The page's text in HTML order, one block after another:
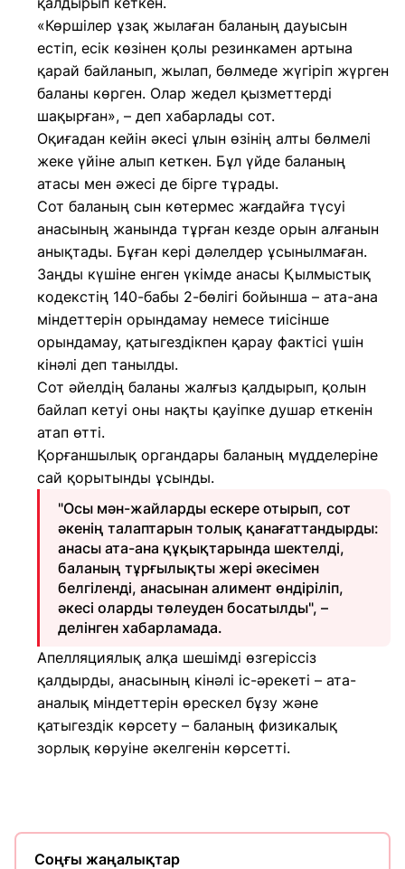
«Көршілер ұзақ жылаған баланың дауысын
естіп, есік көзінен қолы резинкамен артына
қарай байланып, жылап, бөлмеде жүгіріп жүрген
баланы көрген. Олар жедел қызметтерді
шақырған», – деп хабарлады сот.
Оқиғадан кейін әкесі ұлын өзінің алты бөлмелі
жеке үйіне алып кеткен. Бұл үйде баланың
атасы мен әжесі де бірге тұрады.
Сот баланың сын көтермес жағдайға түсуі
анасының жанында тұрған кезде орын алғанын
анықтады. Бұған кері дәлелдер ұсынылмаған.
Заңды күшіне енген үкімде анасы Қылмыстық
кодекстің 140-бабы 2-бөлігі бойынша – ата-ана
міндеттерін орындамау немесе тиісінше
орындамау, қатыгездікпен қарау фактісі үшін
кінәлі деп танылды.
Сот әйелдің баланы жалғыз қалдырып, қолын
байлап кетуі оны нақты қауіпке душар еткенін
атап өтті.
Қорғаншылық органдары баланың мүдделеріне
сай қорытынды ұсынды.
"Осы мән-жайларды ескере отырып, сот
әкенің талаптарын толық қанағаттандырды:
анасы ата-ана құқықтарында шектелді,
баланың тұрғылықты жері әкесімен
белгіленді, анасынан алимент өндіріліп,
әкесі оларды төлеуден босатылды", –
делінген хабарламада.
Апелляциялық алқа шешімді өзгеріссіз
қалдырды, анасының кінәлі іс-әрекеті – ата-
аналық міндеттерін өрескел бұзу және
қатыгездік көрсету – баланың физикалық
зорлық көруіне әкелгенін көрсетті.
Соңғы жаңалықтар